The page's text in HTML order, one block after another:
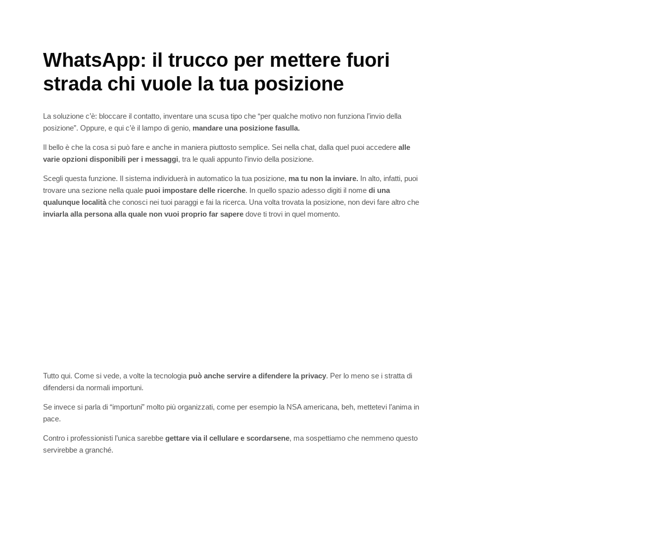
WhatsApp: il trucco per mettere fuori
strada chi vuole la tua posizione
La soluzione c’è: bloccare il contatto, inventare una scusa tipo che “per qualche motivo non funziona l’invio della
posizione”. Oppure, e qui c’è il lampo di genio, mandare una posizione fasulla.
Il bello è che la cosa si può fare e anche in maniera piuttosto semplice. Sei nella chat, dalla quel puoi accedere alle
varie opzioni disponibili per i messaggi, tra le quali appunto l’invio della posizione.
Scegli questa funzione. Il sistema individuerà in automatico la tua posizione, ma tu non la inviare. In alto, infatti, puoi
trovare una sezione nella quale puoi impostare delle ricerche. In quello spazio adesso digiti il nome di una
qualunque località che conosci nei tuoi paraggi e fai la ricerca. Una volta trovata la posizione, non devi fare altro che
inviarla alla persona alla quale non vuoi proprio far sapere dove ti trovi in quel momento.
Tutto qui. Come si vede, a volte la tecnologia può anche servire a difendere la privacy. Per lo meno se i stratta di
difendersi da normali importuni.
Se invece si parla di “importuni” molto più organizzati, come per esempio la NSA americana, beh, mettetevi l’anima in
pace.
Contro i professionisti l’unica sarebbe gettare via il cellulare e scordarsene, ma sospettiamo che nemmeno questo
servirebbe a granché.